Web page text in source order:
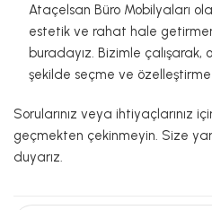
Ataçelsan Büro Mobilyaları
estetik ve rahat hale
buradayız. Bizimle çalışarak,
şekilde seçme ve özelleştirme
Sorularınız veya ihtiyaçlarınız
geçmekten çekinmeyin. Size
duyarız.